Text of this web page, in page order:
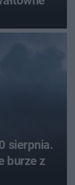
sierpnia.
burze z